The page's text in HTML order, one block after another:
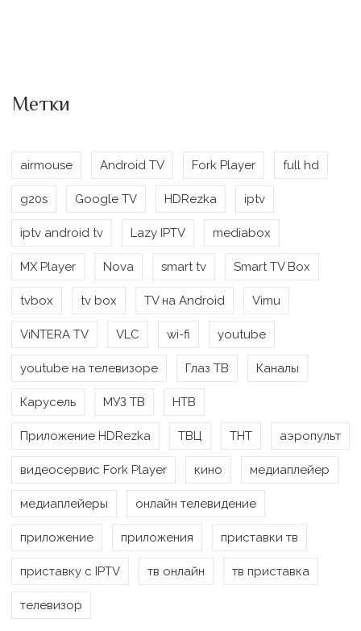
Метки
airmouse Android TV Fork Player full hd
g20s Google TV HDRezka iptv
iptv android tv Lazy IPTV mediabox
MX Player Nova smart tv Smart TV Box
tvbox tv box TV на Android Vimu
ViNTERA TV VLC wi-fi youtube
youtube на телевизоре Глаз ТВ Каналы
Карусель МУЗ ТВ НТВ
Приложение HDRezka ТВЦ ТНТ аэропульт
видеосервис Fork Player кино медиаплейер
медиаплейеры онлайн телевидение
приложение приложения приставки тв
приставку с IPTV тв онлайн тв приставка
телевизор